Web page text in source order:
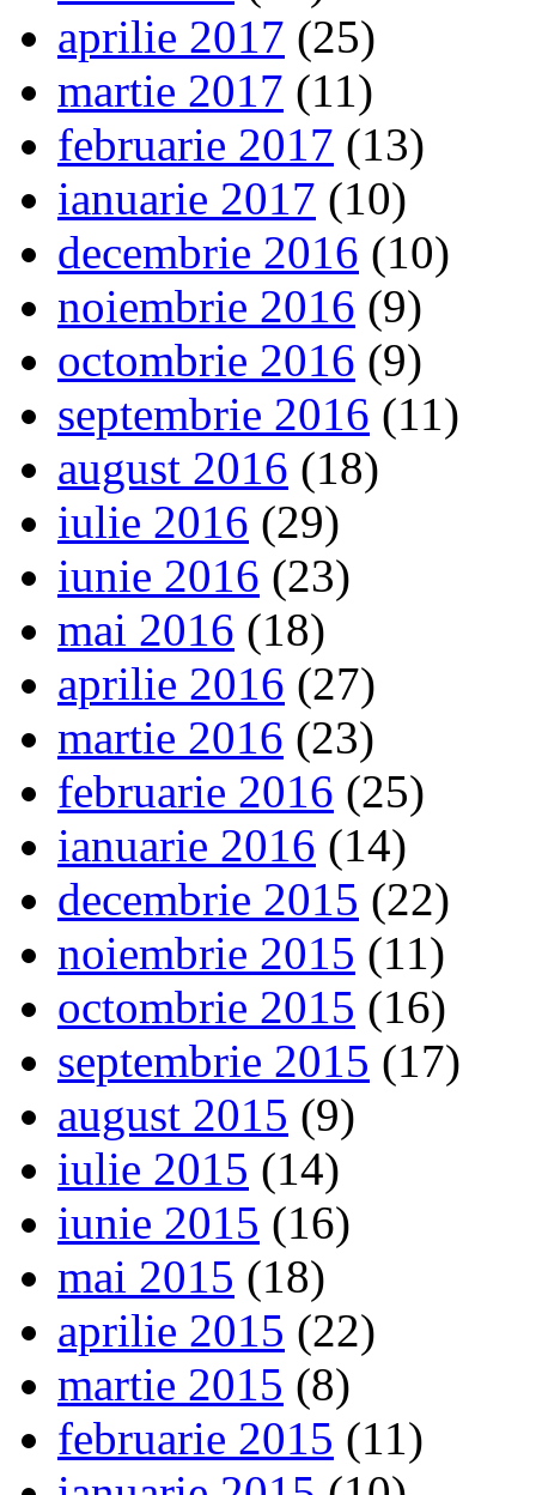
aprilie 2017 (25)
martie 2017 (11)
februarie 2017 (13)
ianuarie 2017 (10)
decembrie 2016 (10)
noiembrie 2016 (9)
octombrie 2016 (9)
septembrie 2016 (11)
august 2016 (18)
iulie 2016 (29)
iunie 2016 (23)
mai 2016 (18)
aprilie 2016 (27)
martie 2016 (23)
februarie 2016 (25)
ianuarie 2016 (14)
decembrie 2015 (22)
noiembrie 2015 (11)
octombrie 2015 (16)
septembrie 2015 (17)
august 2015 (9)
iulie 2015 (14)
iunie 2015 (16)
mai 2015 (18)
aprilie 2015 (22)
martie 2015 (8)
februarie 2015 (11)